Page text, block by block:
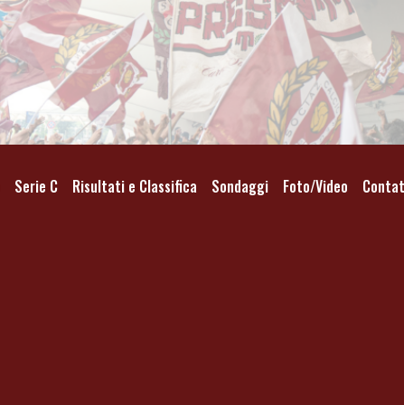
Serie C Risultati e Classifica Sondaggi Foto/Video